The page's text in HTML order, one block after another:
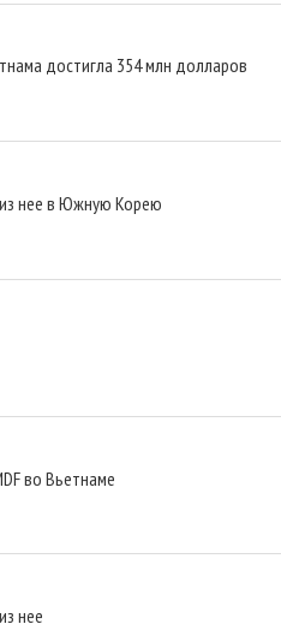
достигла 354 млн долларов
нее в Южную Корею
во Вьетнаме
нее